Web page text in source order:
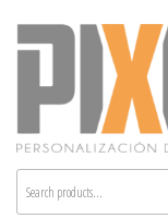
Pixelart